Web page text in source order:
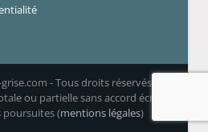
- Tous droits réservés -
ou partielle sans accord écrit
poursuites (mentions légales)